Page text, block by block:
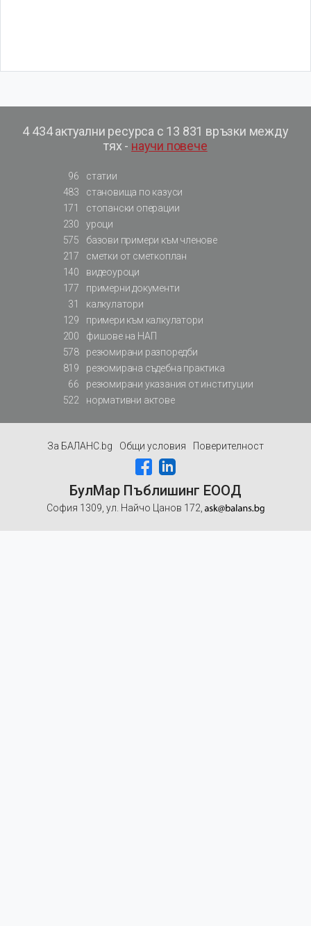
4 434 актуални ресурса с 13 831 връзки между
тях - научи повече
96
статии
483
становища по казуси
171
стопански операции
230
уроци
575
базови примери към членове
217
сметки от сметкоплан
140
видеоуроци
177
примерни документи
31
калкулатори
129
примери към калкулатори
200
фишове на НАП
578
резюмирани разпоредби
819
резюмирана съдебна практика
66
резюмирани указания от институции
522
нормативни актове
За БАЛАНС.bg Общи условия Поверителност
БулМар Пъблишинг ЕООД
София 1309, ул. Найчо Цанов 172,